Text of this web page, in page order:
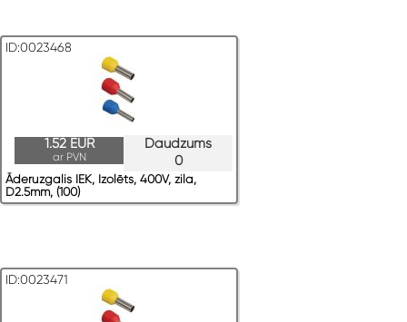
ID:0023468
Daudzums
0
1.52 EUR
ar PVN
Āderuzgalis IEK, Izolēts, 400V, zila,
D2.5mm, (100)
ID:0023471